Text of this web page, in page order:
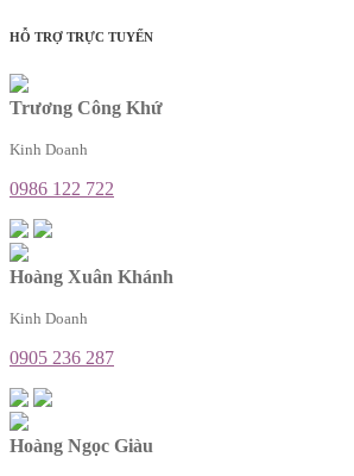
HỖ TRỢ TRỰC TUYẾN
Trương Công Khứ
Kinh Doanh
0986 122 722
Hoàng Xuân Khánh
Kinh Doanh
0905 236 287
Hoàng Ngọc Giàu